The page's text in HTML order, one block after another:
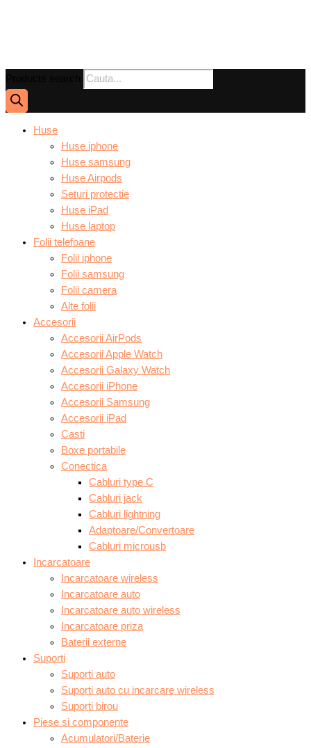
Huse
Huse iphone
Huse samsung
Huse Airpods
Seturi protectie
Huse iPad
Huse laptop
Folii telefoane
Folii iphone
Folii samsung
Folii camera
Alte folii
Accesorii
Accesorii AirPods
Accesorii Apple Watch
Accesorii Galaxy Watch
Accesorii iPhone
Accesorii Samsung
Accesorii iPad
Casti
Boxe portabile
Conectica
Cabluri type C
Cabluri jack
Cabluri lightning
Adaptoare/Convertoare
Cabluri microusb
Incarcatoare
Incarcatoare wireless
Incarcatoare auto
Incarcatoare auto wireless
Incarcatoare priza
Baterii externe
Suporti
Suporti auto
Suporti auto cu incarcare wireless
Suporti birou
Piese si componente
Acumulatori/Baterie